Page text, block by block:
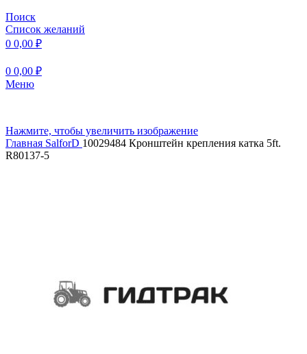
Поиск
Список желаний
0 0,00 ₽
0 0,00 ₽
Меню
Нажмите, чтобы увеличить изображение
Главная SalforD 10029484 Кронштейн крепления катка 5ft.
R80137-5